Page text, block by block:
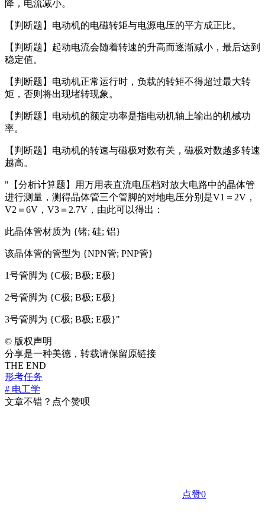
降，电流减小。
【判断题】电动机的电磁转矩与电源电压的平方成正比。
【判断题】起动电流会随着转速的升高而逐渐减小，最后达到
稳定值。
【判断题】电动机正常运行时，负载的转矩不得超过最大转
矩，否则将出现堵转现象。
【判断题】电动机的额定功率是指电动机轴上输出的机械功
率。
【判断题】电动机的转速与磁极对数有关，磁极对数越多转速
越高。
"【分析计算题】用万用表直流电压档对放大电路中的晶体管
进行测量，测得晶体管三个管脚的对地电压分别是V1＝2V，
V2＝6V，V3＝2.7V，由此可以得出：
此晶体管材质为 {锗; 硅; 铝}
该晶体管的管型为 {NPN管; PNP管}
1号管脚为 {C极; B极; E极}
2号管脚为 {C极; B极; E极}
3号管脚为 {C极; B极; E极}"
© 版权声明
分享是一种美德，转载请保留原链接
THE END
形考任务
# 电工学
文章不错？点个赞呗
点赞0